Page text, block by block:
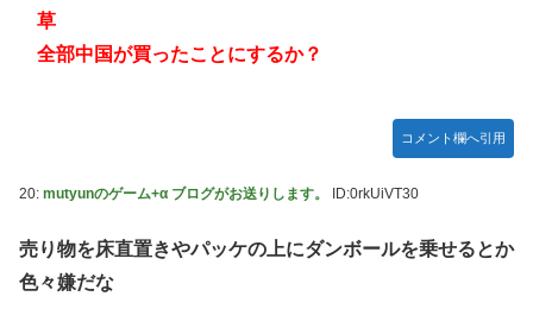
草
全部中国が買ったことにするか？
コメント欄へ引用
20: mutyunのゲーム+α ブログがお送りします。 ID:0rkUiVT30
売り物を床直置きやパッケの上にダンボールを乗せるとか
色々嫌だな